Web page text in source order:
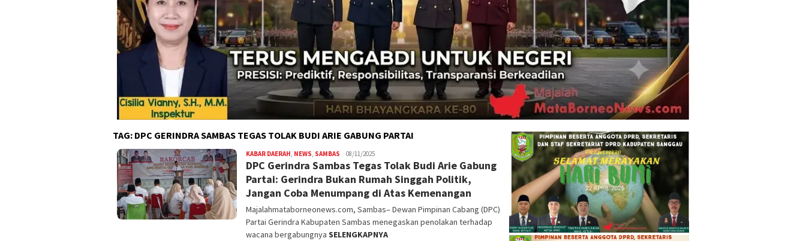
TAG: DPC GERINDRA SAMBAS TEGAS TOLAK BUDI ARIE GABUNG PARTAI
KABAR DAERAH, NEWS, SAMBAS Nopriyanto
08/11/2025
DPC Gerindra Sambas Tegas Tolak Budi Arie Gabung
Partai: Gerindra Bukan Rumah Singgah Politik,
Jangan Coba Menumpang di Atas Kemenangan
Majalahmataborneonews.com, Sambas– Dewan Pimpinan Cabang (DPC)
Partai Gerindra Kabupaten Sambas menegaskan penolakan terhadap
wacana bergabungnya SELENGKAPNYA